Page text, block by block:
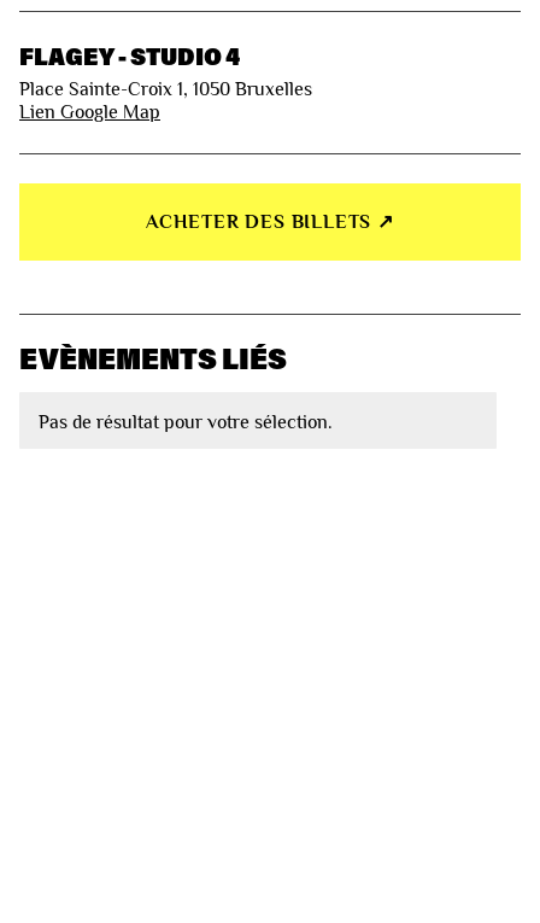
FLAGEY - STUDIO 4
Place Sainte-Croix 1, 1050 Bruxelles
Lien Google Map
ACHETER DES BILLETS ↗︎
EVÈNEMENTS LIÉS
Pas de résultat pour votre sélection.